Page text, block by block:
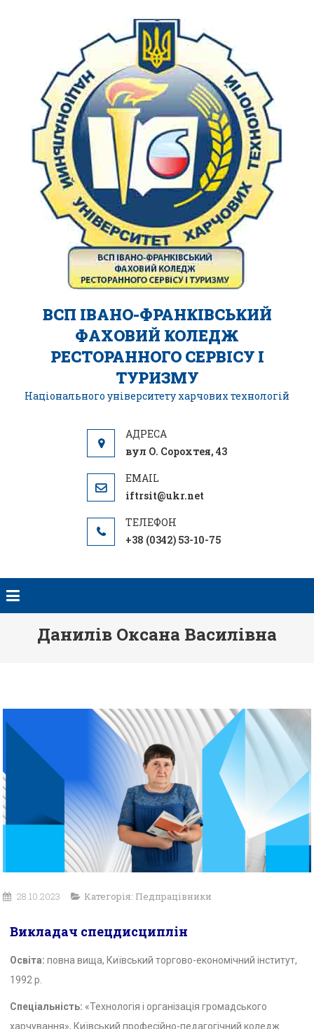
ВСП ІВАНО-ФРАНКІВСЬКИЙ
ФАХОВИЙ КОЛЕДЖ
РЕСТОРАННОГО СЕРВІСУ І
ТУРИЗМУ
Національного університету харчових технологій
вул О. Сорохтея, 43
iftrsit@ukr.net
+38 (0342) 53-10-75
Данилів Оксана Василівна
28.10.2023 Категорія: Педпрацівники
Викладач спецдисциплін
Освіта: повна вища, Київський торгово-економічний інститут,
1992 р.
Спеціальність: «Технологія і організація громадського
харчування», Київський професійно-педагогічний коледж